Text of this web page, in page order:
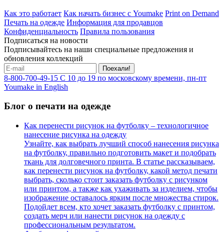
Как это работает Как начать бизнес с Youmake Print on Demand
Печать на одежде Информация для продавцов
Конфиденциальность Правила пользования
Подписаться на новости
Подписывайтесь на наши специальные предложения и
обновления коллекций
Поехали!
8-800-700-49-15 С 10 до 19 по московскому времени, пн-пт
Youmake in English
Блог о печати на одежде
Как перенести рисунок на футболку – технологичное
нанесение рисунка на одежду
Узнайте, как выбрать лучший способ нанесения рисунка
на футболку, правильно подготовить макет и подобрать
ткань для долговечного принта. В статье рассказываем,
как перенести рисунок на футболку, какой метод печати
выбрать, сколько стоит заказать футболку с рисунком
или принтом, а также как ухаживать за изделием, чтобы
изображение оставалось ярким после множества стирок.
Подойдет всем, кто хочет заказать футболку с принтом,
создать мерч или нанести рисунок на одежду с
профессиональным результатом.